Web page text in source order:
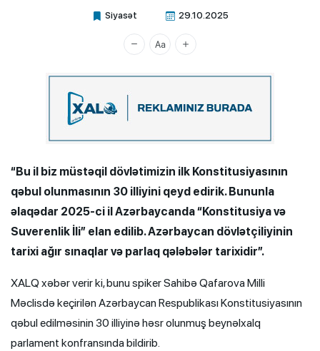
Siyasət 29.10.2025
Xalq.Online
“Bu il biz müstəqil dövlətimizin ilk Konstitusiyasının
qəbul olunmasının 30 illiyini qeyd edirik. Bununla
əlaqədar 2025-ci il Azərbaycanda “Konstitusiya və
Suverenlik İli” elan edilib. Azərbaycan dövlətçiliyinin
tarixi ağır sınaqlar və parlaq qələbələr tarixidir”.
XALQ xəbər verir ki, bunu spiker Sahibə Qafarova Milli
Məclisdə keçirilən Azərbaycan Respublikası Konstitusiyasının
qəbul edilməsinin 30 illiyinə həsr olunmuş beynəlxalq
parlament konfransında bildirib.